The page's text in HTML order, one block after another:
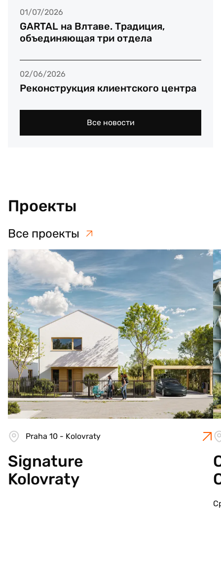
01/07/2026
GARTAL на Влтаве. Традиция,
объединяющая три отдела
02/06/2026
Реконструкция клиентского центра
Все новости
Проекты
Все проекты
Praha 10 - Kolovraty
Signature
Kolovraty